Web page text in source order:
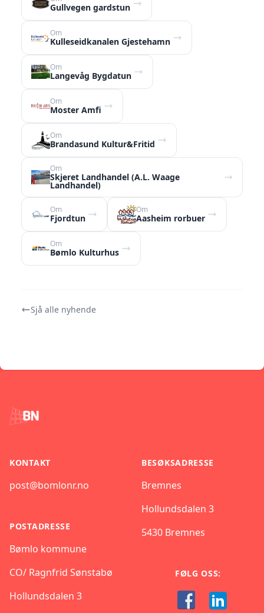
Gullvegen gardstun
Om
Kulleseidkanalen Gjestehamn
Om
Langevåg Bygdatun
Om
Moster Amfi
Om
Brandasund Kultur&Fritid
Om
Skjeret Landhandel (A.L. Waage
Landhandel)
Om
Fjordtun
Om
Aasheim rorbuer
Om
Bømlo Kulturhus
Sjå alle nyhende
KONTAKT
post@bomlonr.no
POSTADRESSE
Bømlo kommune
CO/ Ragnfrid Sønstabø
Hollundsdalen 3
BESØKSADRESSE
Bremnes
Hollundsdalen 3
5430 Bremnes
FØLG OSS: